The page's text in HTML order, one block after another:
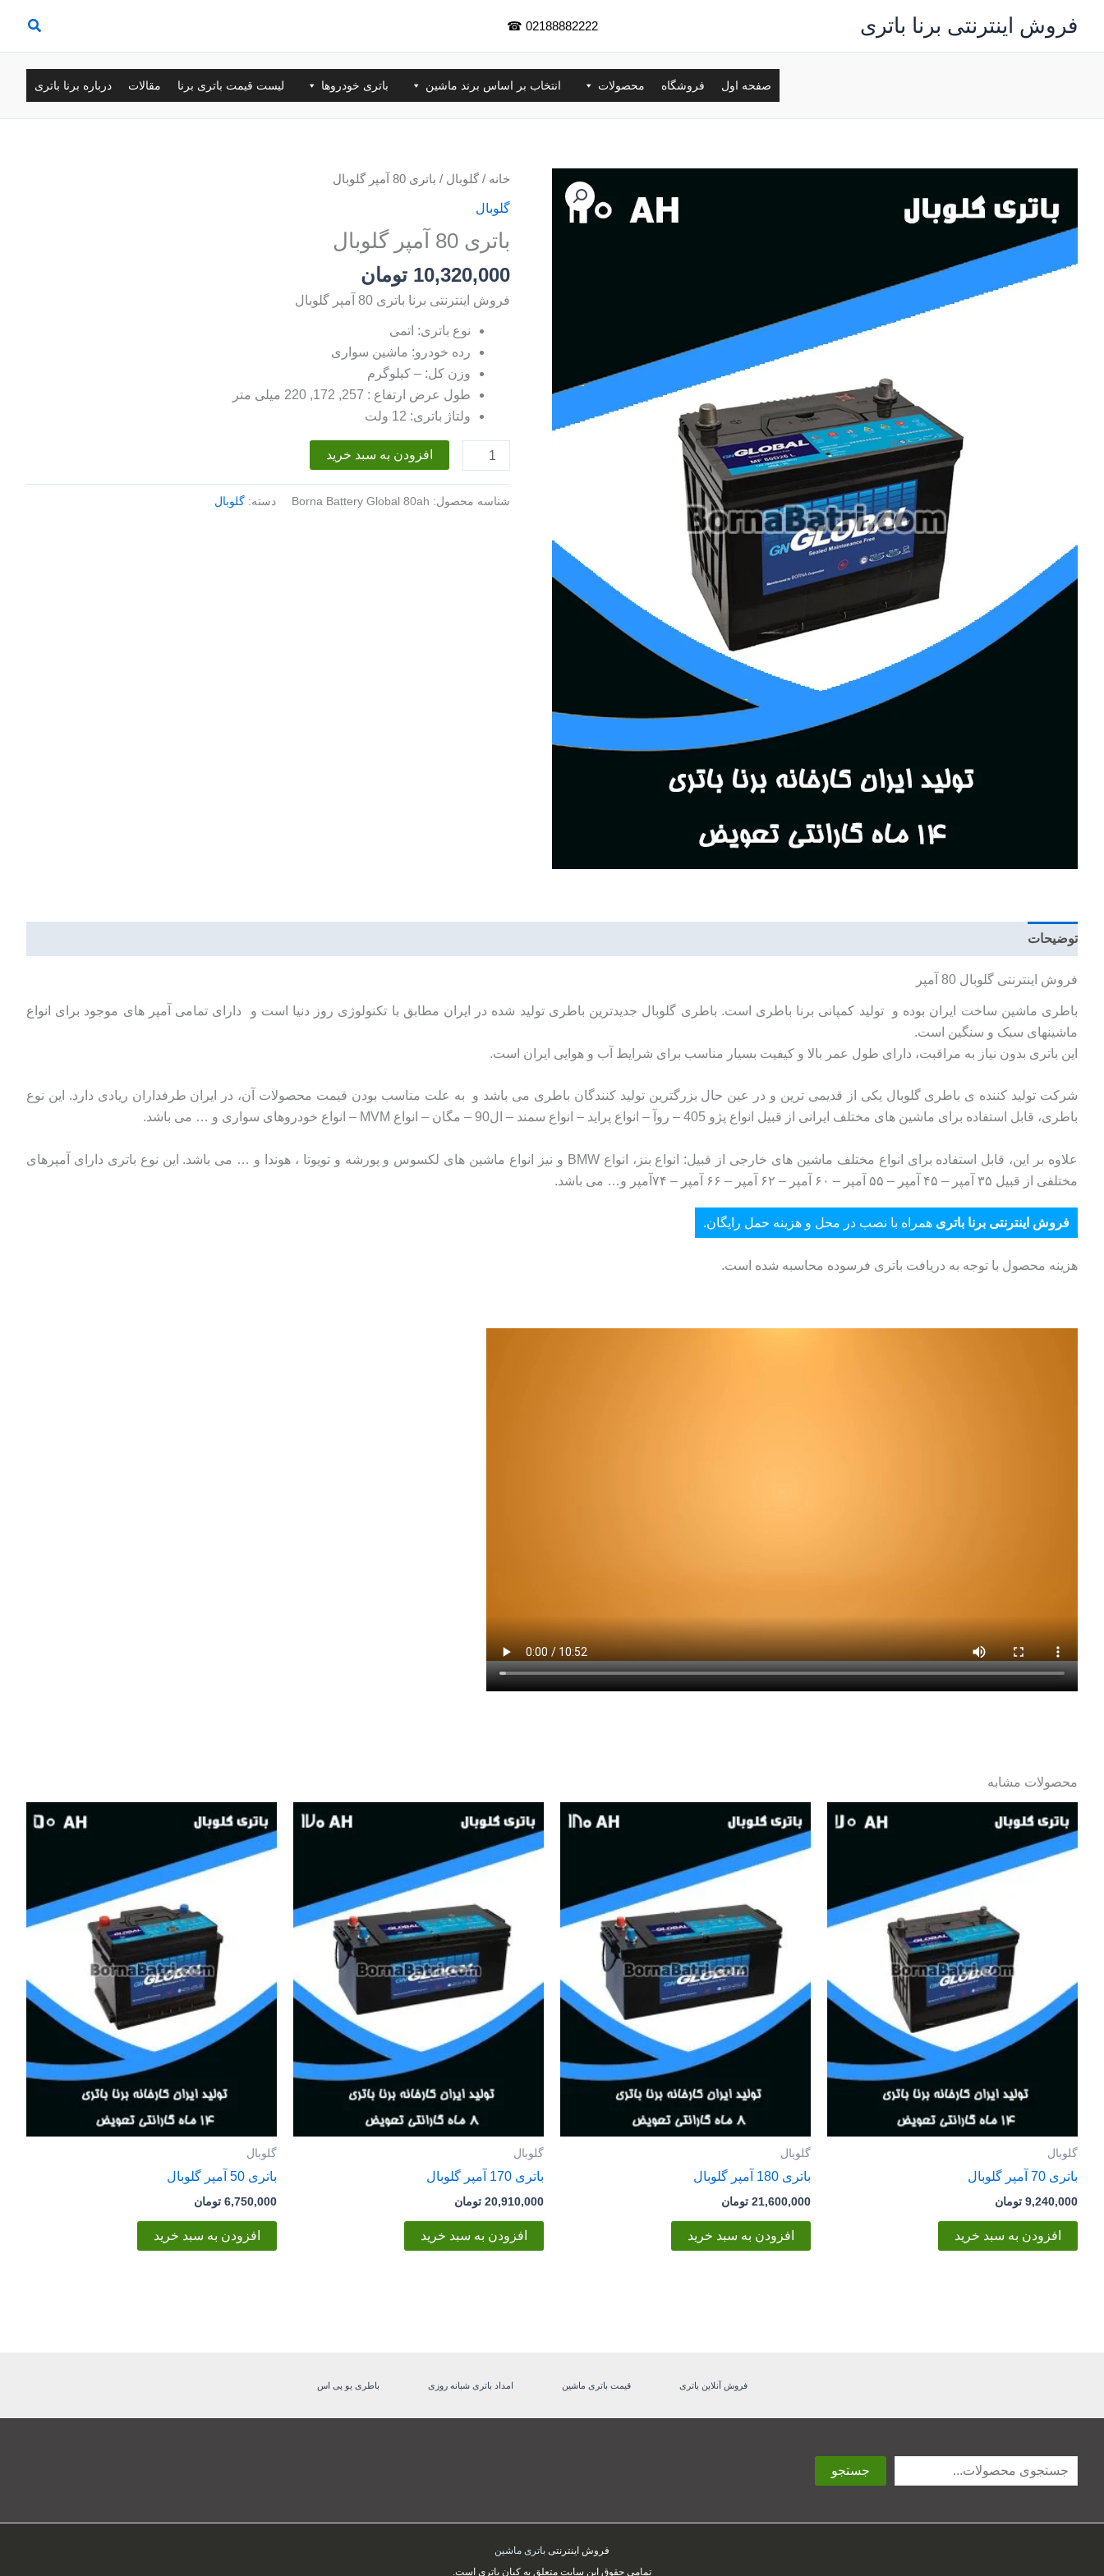
محتوا
فروش اینترنتی برنا باتری 02188882222
☎
صفحه اول فروشگاه محصولات انتخاب بر اساس برند ماشین باتری خودروها لیست قیمت باتری برنا مقالات درباره برنا باتری
خانه /گلوبال / باتری 80 آمپر گلوبال
گلوبال
باتری 80 آمپر گلوبال
10,320,000 تومان
فروش اینترنتی برنا باتری 80 آمپر گلوبال
نوع باتری: اتمی
رده خودرو: ماشین سواری
وزن کل: – کیلوگرم
طول عرض ارتفاع : 257, 172, 220 میلی متر
ولتاژ باتری: 12 ولت
باتری
80
افزودن به سبد خرید
شناسه محصول: Borna Battery Global 80ah دسته:گلوبال
توضیحات
فروش اینترنتی گلوبال 80 آمپر
باطری ماشین ساخت ایران بوده و تولید کمپانی برنا باطری است. باطری گلوبال جدیدترین باطری تولید شده در ایران مطابق با تکنولوژی روز دنیا است و دارای تمامی آمپر های موجود برای انواع
ماشینهای سبک و سنگین است.
این باتری بدون نیاز به مراقبت، دارای طول عمر بالا و کیفیت بسیار مناسب برای شرایط آب و هوایی ایران است.
شرکت تولید کننده ی باطری گلوبال یکی از قدیمی ترین و در عین حال بزرگترین تولید کنندگان باطری می باشد و به علت مناسب بودن قیمت محصولات آن، در ایران طرفداران ریادی دارد. این نوع
باطری، قابل استفاده برای ماشین های مختلف ایرانی از قبیل انواع پژو 405 – روآ – انواع پراید – انواع سمند – ال90 – مگان – انواع MVM – انواع خودروهای سواری و … می باشد.
علاوه بر این، قابل استفاده برای انواع مختلف ماشین های خارجی از قبیل: انواع بنز، انواع BMW و نیز انواع ماشین های لکسوس و پورشه و تویوتا ، هوندا و … می باشد. این نوع باتری دارای آمپرهای
مختلفی از قبیل ۳۵ آمپر – ۴۵ آمپر – ۵۵ آمپر – ۶۰ آمپر – ۶۲ آمپر – ۶۶ آمپر – ۷۴آمپر و… می باشد.
فروش اینترنتی برنا باتری همراه با نصب در محل و هزینه حمل رایگان.
هزینه محصول با توجه به دریافت باتری فرسوده محاسبه شده است.
محصولات مشابه
گلوبال
باتری 70 آمپر گلوبال
9,240,000 تومان
افزودن به سبد خرید
گلوبال
باتری 180 آمپر گلوبال
21,600,000 تومان
افزودن به سبد خرید
گلوبال
باتری 170 آمپر گلوبال
20,910,000 تومان
افزودن به سبد خرید
گلوبال
باتری 50 آمپر گلوبال
6,750,000 تومان
افزودن به سبد خرید
فروش آنلاین باتری قیمت باتری ماشین امداد باتری شبانه روزی باطری یو پی اس
جستجو جستجو
فروش اینترنتی باتری ماشین
تمامی حقوق این سایت متعلق به کیان باتری است.